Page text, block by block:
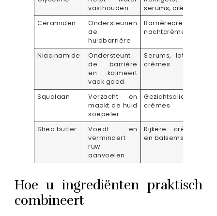
vasthouden
serums, crèmes
Ceramiden
Ondersteunen
de
huidbarrière
Barrièrecrèmes,
nachtcrèmes
Niacinamide
Ondersteunt
de barrière
en kalmeert
vaak goed
Serums, lotions,
crèmes
Squalaan
Verzacht en
maakt de huid
soepeler
Gezichtsolies,
crèmes
Shea butter
Voedt en
vermindert
ruw
aanvoelen
Rijkere crèmes
en balsems
Hoe u ingrediënten praktisch
combineert